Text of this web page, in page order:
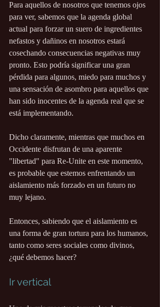
Para aquellos de nosotros que tenemos ojos
para ver, sabemos que la agenda global
actual para forzar un suero de ingredientes
nefastos y dañinos en nosotros estará
cosechando consecuencias negativas muy
pronto. Esto podría significar una gran
pérdida para algunos, miedo para muchos y
una sensación de asombro para aquellos que
han sido inocentes de la agenda real que se
está implementando.
Dicho claramente, mientras que muchos en
Occidente disfrutan de una aparente
"libertad" para Re-Unite en este momento,
es probable que estemos enfrentando un
aislamiento más forzado en un futuro no
muy lejano.
Entonces, sabiendo que el aislamiento es
una forma de gran tortura para los humanos,
tanto como seres sociales como divinos,
¿qué debemos hacer?
Ir vertical